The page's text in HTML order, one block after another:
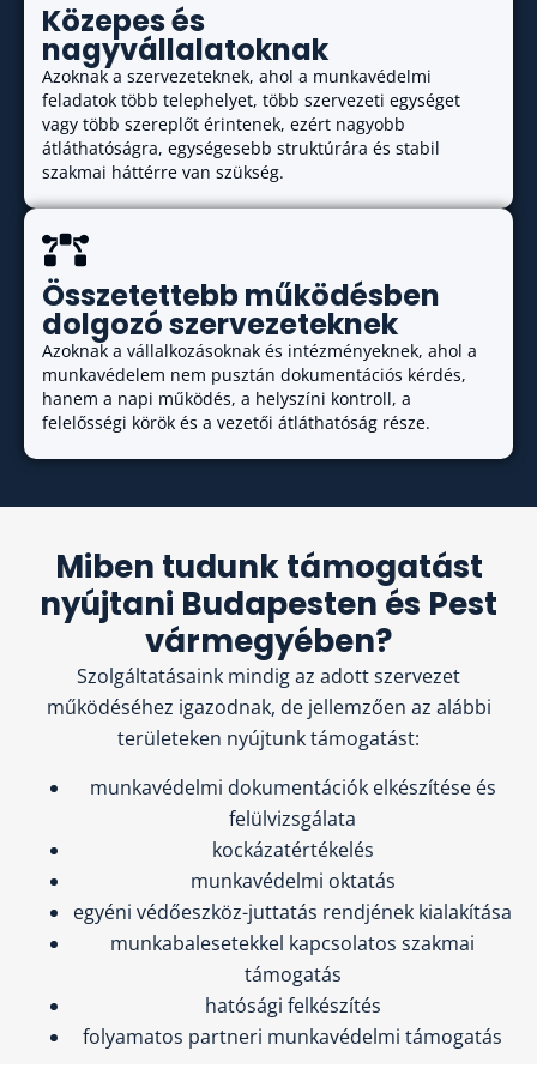
Közepes és
nagyvállalatoknak
Azoknak a szervezeteknek, ahol a munkavédelmi
feladatok több telephelyet, több szervezeti egységet
vagy több szereplőt érintenek, ezért nagyobb
átláthatóságra, egységesebb struktúrára és stabil
szakmai háttérre van szükség.
Összetettebb működésben
dolgozó szervezeteknek
Azoknak a vállalkozásoknak és intézményeknek, ahol a
munkavédelem nem pusztán dokumentációs kérdés,
hanem a napi működés, a helyszíni kontroll, a
felelősségi körök és a vezetői átláthatóság része.
Miben tudunk támogatást
nyújtani Budapesten és Pest
vármegyében?
Szolgáltatásaink mindig az adott szervezet
működéséhez igazodnak, de jellemzően az alábbi
területeken nyújtunk támogatást:
munkavédelmi dokumentációk elkészítése és
felülvizsgálata
kockázatértékelés
munkavédelmi oktatás
egyéni védőeszköz-juttatás rendjének kialakítása
munkabalesetekkel kapcsolatos szakmai
támogatás
hatósági felkészítés
folyamatos partneri munkavédelmi támogatás